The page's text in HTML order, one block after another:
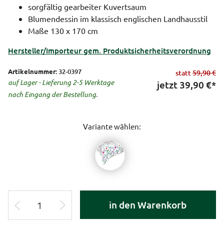
sorgfältig gearbeiter Kuvertsaum
Blumendessin im klassisch englischen Landhausstil
Maße 130 x 170 cm
Hersteller/Importeur gem. Produktsicherheitsverordnung
Artikelnummer: 32-0397
auf Lager - Lieferung 2-5 Werktage
nach Eingang der Bestellung.
statt59,90 €
jetzt 39,90 €*
Variante wählen:
in den Warenkorb